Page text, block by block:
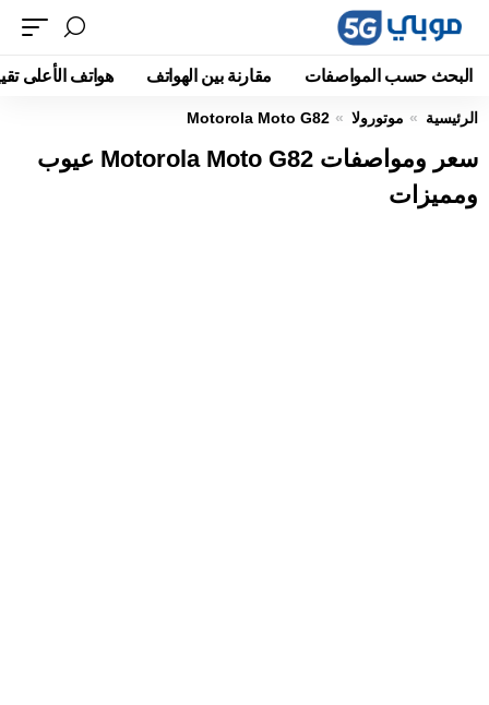
البحث حسب المواصفات مقارنة بين الهواتف هواتف الأعلى
الرئيسية موتورولا Motorola Moto G82
سعر ومواصفات Motorola Moto G82 عيوب
ومميزات